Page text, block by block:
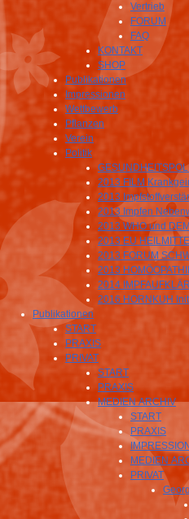
Vertrieb
FORUM
FAQ
KONTAKT
SHOP
Publikationen
Impressionen
Wettbewerb
Pflanzen
Verein
Politik
2013 FILM
2013
2013 Impfen
2013 WHO und
2013 EU
2013 FORUM
2013
2014
2016 HORNKUH
Publikationen
START
PRAXIS
PRIVAT
START
PRAXIS
MEDIEN ARCHIV
START
PRAXIS
MEDIEN
PRIVAT
Georg